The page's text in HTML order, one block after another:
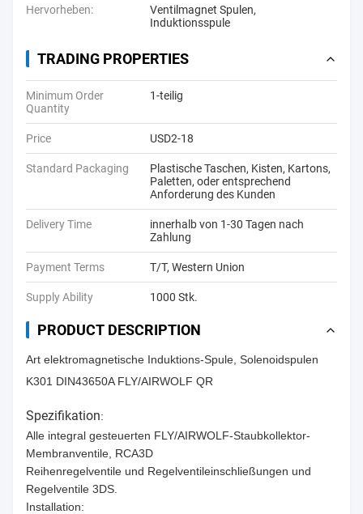
Hervorheben: Ventilmagnet Spulen,
Induktionsspule
TRADING PROPERTIES
Minimum Order
Quantity
1-teilig
Price USD2-18
Standard Packaging
Plastische Taschen, Kisten, Kartons,
Paletten, oder entsprechend
Anforderung des Kunden
Delivery Time
innerhalb von 1-30 Tagen nach
Zahlung
Payment Terms T/T, Western Union
Supply Ability 1000 Stk.
PRODUCT DESCRIPTION
Art elektromagnetische Induktions-Spule, Solenoidspulen
K301 DIN43650A FLY/AIRWOLF QR
Spezifikation:
Alle integral gesteuerten FLY/AIRWOLF-Staubkollektor-
Membranventile, RCA3D
Reihenregelventile und Regelventileinschließungen und
Regelventile 3DS.
Installation: